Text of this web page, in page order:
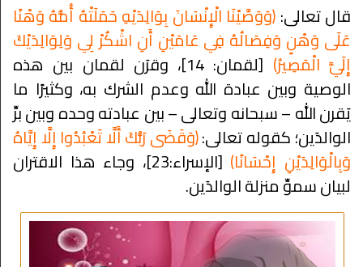
قال تعالى:﴿وَوَصَّيْنَا الْإِنْسَانَ بِوَالِدَيْهِ حَمَلَتْهُ أُمُّهُ وَهْنًا
عَلَى وَهْنٍ وَفِصَالُهُ فِي عَامَيْنِ أَنِ اشْكُرْ لِي وَلِوَالِدَيْكَ
إِلَيَّ الْمَصِيرُ﴾
[لقمان: 14]، وقرَن لقمان بين هذه
الوصية وبين عبادة الله وعدم الشرك به، وكثيرًا ما
يَقرن الله – سبحانه وتعالى – بين عبادته وحده وبين برِّ
الوالدَين؛ كقوله تعالى:﴿وَقَضَى رَبُّكَ أَلَّا تَعْبُدُوا إِلَّا إِيَّاهُ
وَبِالْوَالِدَيْنِ إِحْسَانًا﴾
[الإسراء:23]، وجاء هذا الاقتران
لبيان سموِّ منزلة الوالدَين.